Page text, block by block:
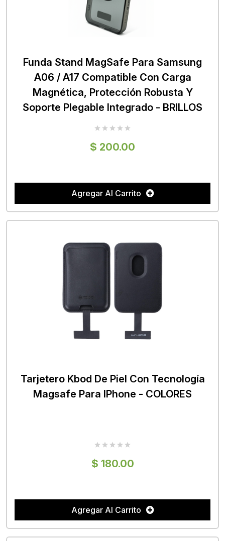
Funda Stand MagSafe Para Samsung
A06 / A17 Compatible Con Carga
Magnética, Protección Robusta Y
Soporte Plegable Integrado - BRILLOS
$ 200.00
Agregar Al Carrito
Tarjetero Kbod De Piel Con Tecnología
Magsafe Para IPhone - COLORES
$ 180.00
Agregar Al Carrito